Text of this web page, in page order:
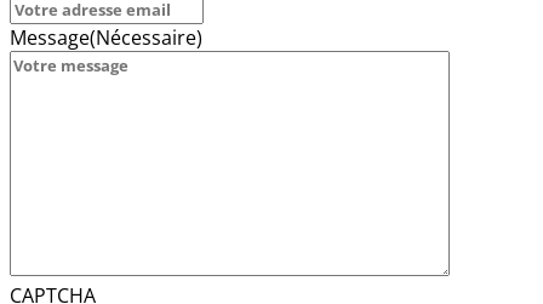
Message(Nécessaire)
CAPTCHA